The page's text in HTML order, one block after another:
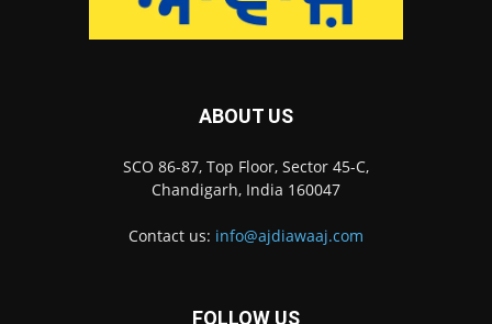
ABOUT US
SCO 86-87, Top Floor, Sector 45-C,
Chandigarh, India 160047
Contact us: info@ajdiawaaj.com
FOLLOW US